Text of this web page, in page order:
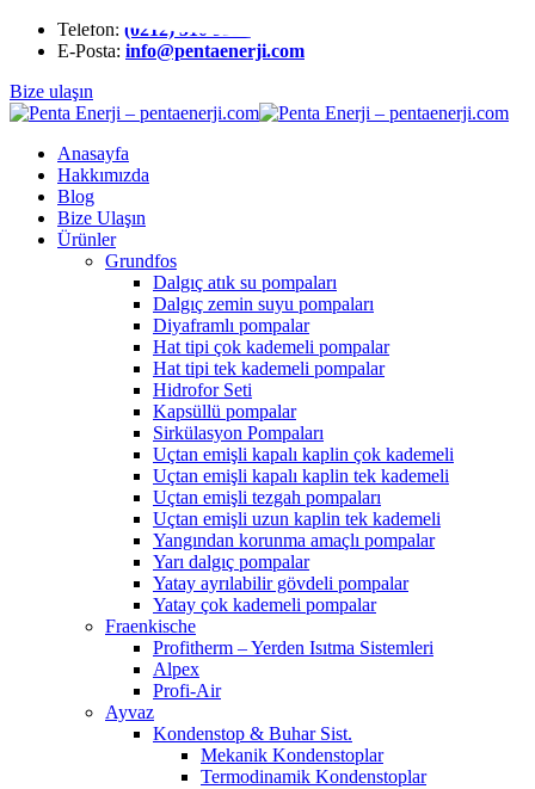
Telefon: (0212) 510 9991
E-Posta: info@pentaenerji.com
Bize ulaşın
Anasayfa
Hakkımızda
Blog
Bize Ulaşın
Ürünler
Grundfos
Dalgıç atık su pompaları
Dalgıç zemin suyu pompaları
Diyaframlı pompalar
Hat tipi çok kademeli pompalar
Hat tipi tek kademeli pompalar
Hidrofor Seti
Kapsüllü pompalar
Sirkülasyon Pompaları
Uçtan emişli kapalı kaplin çok kademeli
Uçtan emişli kapalı kaplin tek kademeli
Uçtan emişli tezgah pompaları
Uçtan emişli uzun kaplin tek kademeli
Yangından korunma amaçlı pompalar
Yarı dalgıç pompalar
Yatay ayrılabilir gövdeli pompalar
Yatay çok kademeli pompalar
Fraenkische
Profitherm – Yerden Isıtma Sistemleri
Alpex
Profi-Air
Ayvaz
Kondenstop & Buhar Sist.
Mekanik Kondenstoplar
Termodinamik Kondenstoplar